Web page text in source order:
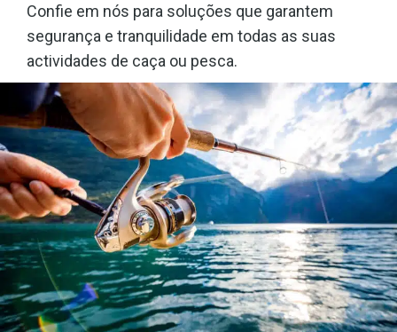
Confie em nós para soluções que garantem
segurança e tranquilidade em todas as suas
actividades de caça ou pesca.